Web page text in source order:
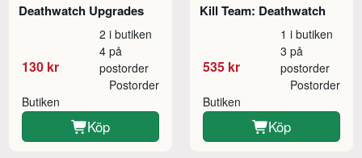
Deathwatch Upgrades
130 kr
2 i butiken
4 på
postorder
Butiken
Postorder
Köp
Kill Team: Deathwatch
535 kr
1 i butiken
3 på
postorder
Butiken
Postorder
Köp